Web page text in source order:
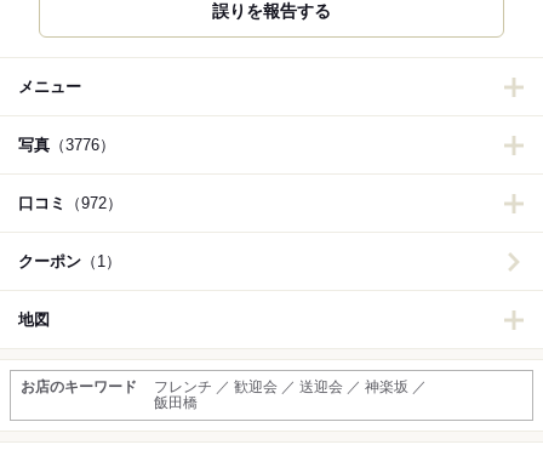
誤りを報告する
メニュー
写真 （3776）
口コミ （972）
クーポン （1）
地図
お店のキーワード
フレンチ ／ 歓迎会 ／ 送迎会 ／ 神楽坂 ／
飯田橋